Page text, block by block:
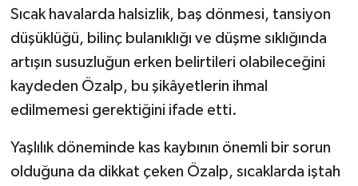
Sıcak havalarda halsizlik, baş dönmesi, tansiyon
düşüklüğü, bilinç bulanıklığı ve düşme sıklığında
artışın susuzluğun erken belirtileri olabileceğini
kaydeden Özalp, bu şikâyetlerin ihmal
edilmemesi gerektiğini ifade etti.
Yaşlılık döneminde kas kaybının önemli bir sorun
olduğuna da dikkat çeken Özalp, sıcaklarda iştah